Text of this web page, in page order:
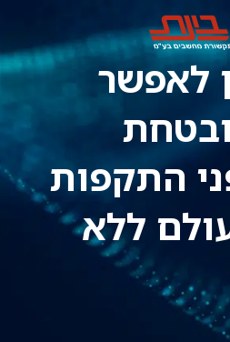
לאפשר
התקפות
ללא